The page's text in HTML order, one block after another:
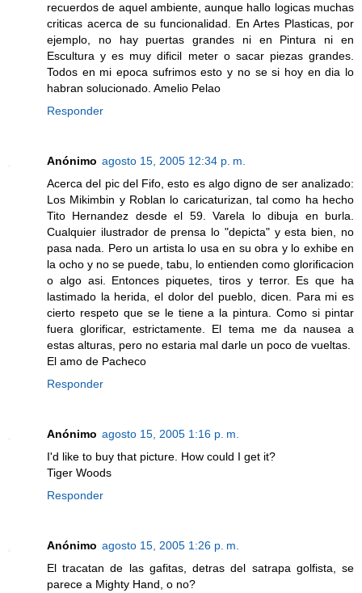
recuerdos de aquel ambiente, aunque hallo logicas muchas
criticas acerca de su funcionalidad. En Artes Plasticas, por
ejemplo, no hay puertas grandes ni en Pintura ni en
Escultura y es muy dificil meter o sacar piezas grandes.
Todos en mi epoca sufrimos esto y no se si hoy en dia lo
habran solucionado. Amelio Pelao
Responder
Anónimo agosto 15, 2005 12:34 p. m.
Acerca del pic del Fifo, esto es algo digno de ser analizado:
Los Mikimbin y Roblan lo caricaturizan, tal como ha hecho
Tito Hernandez desde el 59. Varela lo dibuja en burla.
Cualquier ilustrador de prensa lo "depicta" y esta bien, no
pasa nada. Pero un artista lo usa en su obra y lo exhibe en
la ocho y no se puede, tabu, lo entienden como glorificacion
o algo asi. Entonces piquetes, tiros y terror. Es que ha
lastimado la herida, el dolor del pueblo, dicen. Para mi es
cierto respeto que se le tiene a la pintura. Como si pintar
fuera glorificar, estrictamente. El tema me da nausea a
estas alturas, pero no estaria mal darle un poco de vueltas.
El amo de Pacheco
Responder
Anónimo agosto 15, 2005 1:16 p. m.
I'd like to buy that picture. How could I get it?
Tiger Woods
Responder
Anónimo agosto 15, 2005 1:26 p. m.
El tracatan de las gafitas, detras del satrapa golfista, se
parece a Mighty Hand, o no?